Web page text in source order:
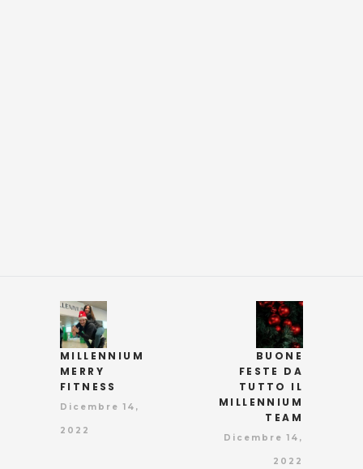
MILLENNIUM
MERRY
FITNESS
Dicembre 14,
2022
BUONE
FESTE DA
TUTTO IL
MILLENNIUM
TEAM
Dicembre 14,
2022